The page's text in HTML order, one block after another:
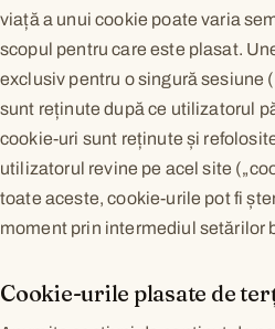
viață a unui cookie poate varia
scopul pentru care este plasat.
exclusiv pentru o singură sesiune
sunt reținute după ce utilizatorul
cookie-uri sunt reținute și
utilizatorul revine pe acel site
toate aceste, cookie-urile pot fi
moment prin intermediul setărilor
Cookie-urile plasate de